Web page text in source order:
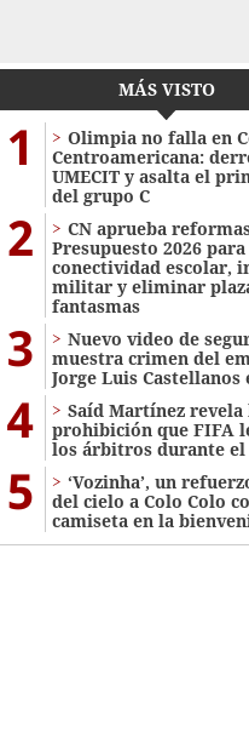
MÁS VISTO
1
Olimpia no falla en
Centroamericana:
UMECIT y asalta el
del grupo C
2
CN aprueba
Presupuesto 2026
conectividad escolar,
militar y eliminar
fantasmas
3
Nuevo video de
muestra crimen del
Jorge Luis Castellanos
4
Saíd Martínez revela
prohibición que FIFA
los árbitros durante
5
‘Vozinha’, un
del cielo a Colo Colo
camiseta en la